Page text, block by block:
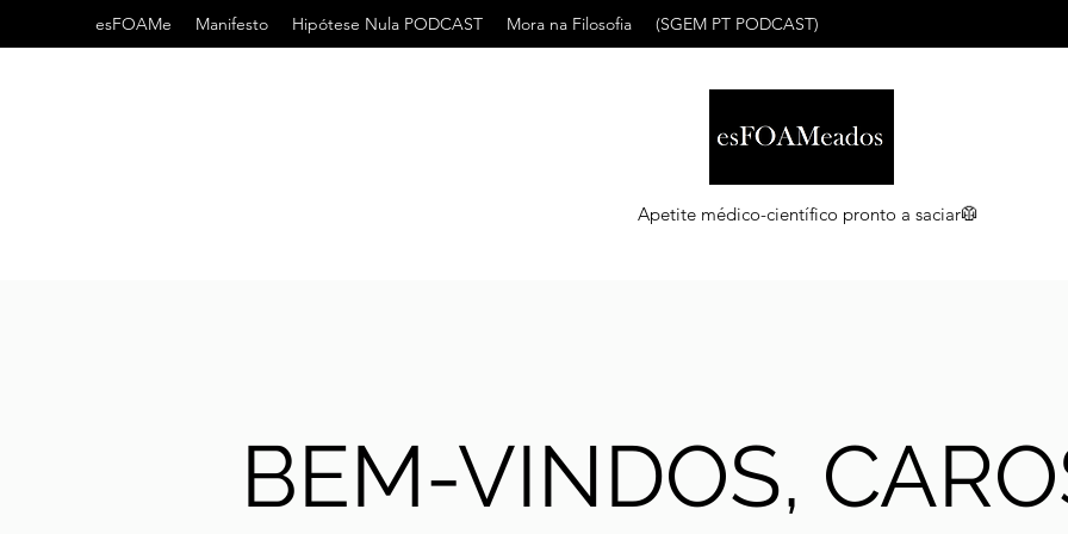
esFOAMe Manifesto Hipótese Nula PODCAST Mora na Filosofia (SGEM PT PODCAST)
Apetite médico-científico pronto a saciar🥼
BEM-VINDOS,